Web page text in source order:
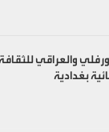
والعراقي
بغدادية